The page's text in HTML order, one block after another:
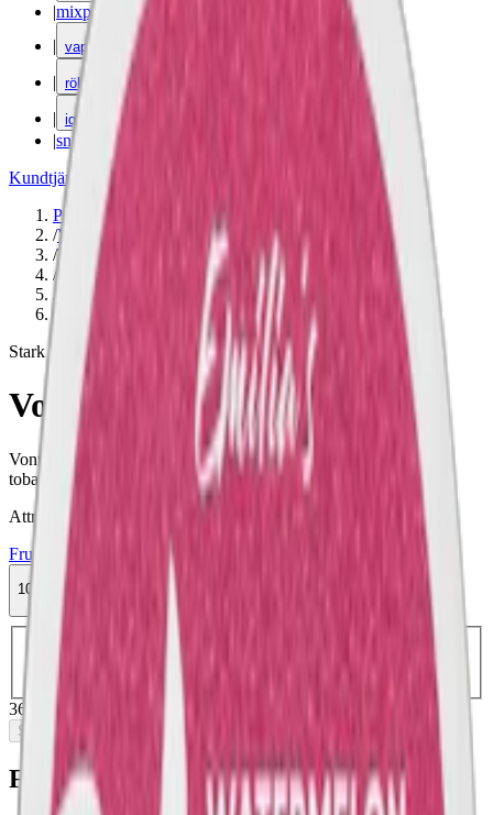
|mixpack
| vape
| rökning
| iqos
|snuskuriren
Kundtjänst
Varumärken
Produkter
/Vitt snus
/Torr Portion
/Slim
/ Stark
/
Frukt
Stark
Vont Sweet Melon Stark
Vont Sweet Melon Stark är den starkare varianten av Vonts
tobaksfria snus med melonsmak. 12 mg nikotin per prilla.
Attribut
Frukt
Torr Portion
10-pack
1-pack
39,90 kr
/st
5-pack
37,98 kr
369,80 kr
Slut i lager
Fakta om Vont Sweet Melon Stark